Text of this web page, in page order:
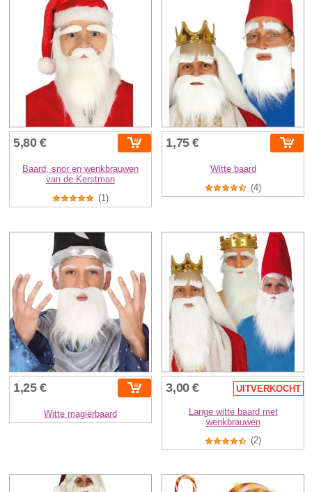
5,80 €
Baard, snor en wenkbrauwen
van de Kerstman
(1)
1,75 €
Witte baard
(4)
1,25 €
Witte magiërbaard
3,00 € UITVERKOCHT
Lange witte baard met
wenkbrauwen
(2)